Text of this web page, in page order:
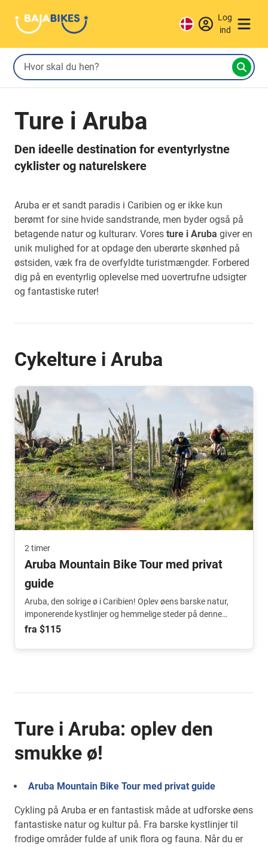
Log
ind
Ture i Aruba
Den ideelle destination for eventyrlystne
cyklister og naturelskere
Aruba er et sandt paradis i Caribien og er ikke kun
berømt for sine hvide sandstrande, men byder også på
betagende natur og kulturarv. Vores ture i Aruba giver en
unik mulighed for at opdage den uberørte skønhed på
østsiden, væk fra de overfyldte turistmængder. Forbered
dig på en eventyrlig oplevelse med uovertrufne udsigter
og fantastiske ruter!
Cykelture i Aruba
2 timer
Aruba Mountain Bike Tour med privat
guide
Aruba, den solrige ø i Caribien! Oplev øens barske natur,
imponerende kystlinjer og hemmelige steder på denne
eventyrlige mountainbiketur.
fra $115
Ture i Aruba: oplev den
smukke ø!
Aruba Mountain Bike Tour med privat guide
Cykling på Aruba er en fantastisk måde at udforske øens
fantastiske natur og kultur på. Fra barske kystlinjer til
frodige områder fulde af unik flora og fauna. Når du er